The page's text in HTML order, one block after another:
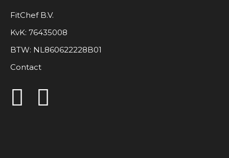
FitChef B.V.
KvK: 76435008
BTW: NL860622228B01
Contact